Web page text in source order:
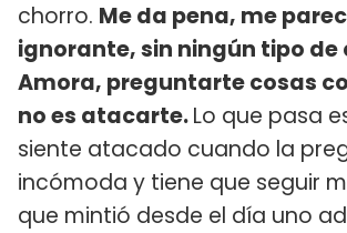
chorro. Me da pena, me
ignorante, sin ningún tipo de
Amora, preguntarte cosas
no es atacarte.Lo que pasa
siente atacado cuando la
incómoda y tiene que seguir
que mintió desde el día uno